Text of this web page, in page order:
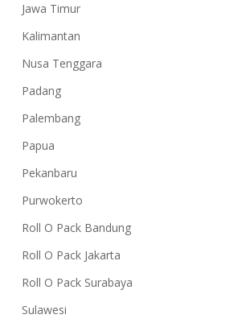
Jawa Timur
Kalimantan
Nusa Tenggara
Padang
Palembang
Papua
Pekanbaru
Purwokerto
Roll O Pack Bandung
Roll O Pack Jakarta
Roll O Pack Surabaya
Sulawesi